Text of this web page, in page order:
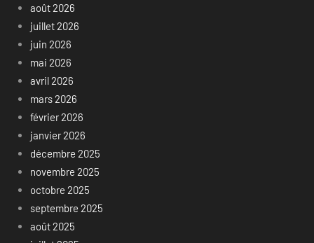
août 2026
juillet 2026
juin 2026
mai 2026
avril 2026
mars 2026
février 2026
janvier 2026
décembre 2025
novembre 2025
octobre 2025
septembre 2025
août 2025